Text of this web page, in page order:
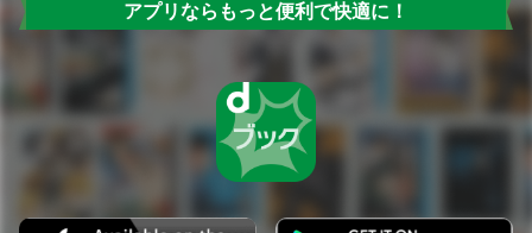
アプリならもっと便利で快適に！